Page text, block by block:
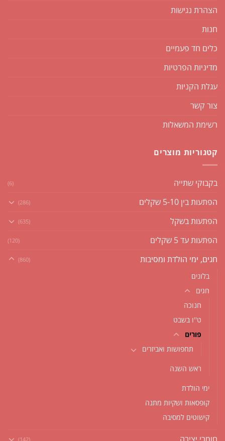
הצהרת נגישות
חנות
כלים חד פעמיים
מדיניות הפרטיות
עגלת הקניות
צור קשר
רשימת המשאלות
קטגוריות מוצרים
בקבוקי שתייה (6)
הפתעות בין 5-10 שקלים (286)
הפתעות בשקל (635)
הפתעות עד 5 שקלים (120)
חגים, ימי הולדת ומסיבות (860)
בלונים
חגים
חנוכה
ט''ו בשבט
פורים
תחפושות ואביזרים
ראש השנה
ימי הולדת
קופסאות ושקיות מתנה
קישוטים למסיבה
(142)